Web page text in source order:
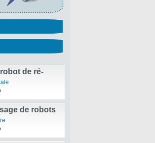
Chef
l’Orchestre
de Detroit
Intelligente ,Robots
de ré-
l’hôpital de
de robots